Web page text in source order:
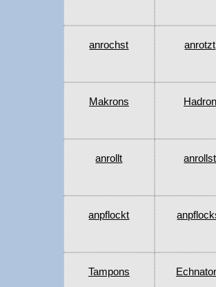
anrochst anrotzt
Makrons Hadron
anrollt anrollst
anpflockt
Tampons